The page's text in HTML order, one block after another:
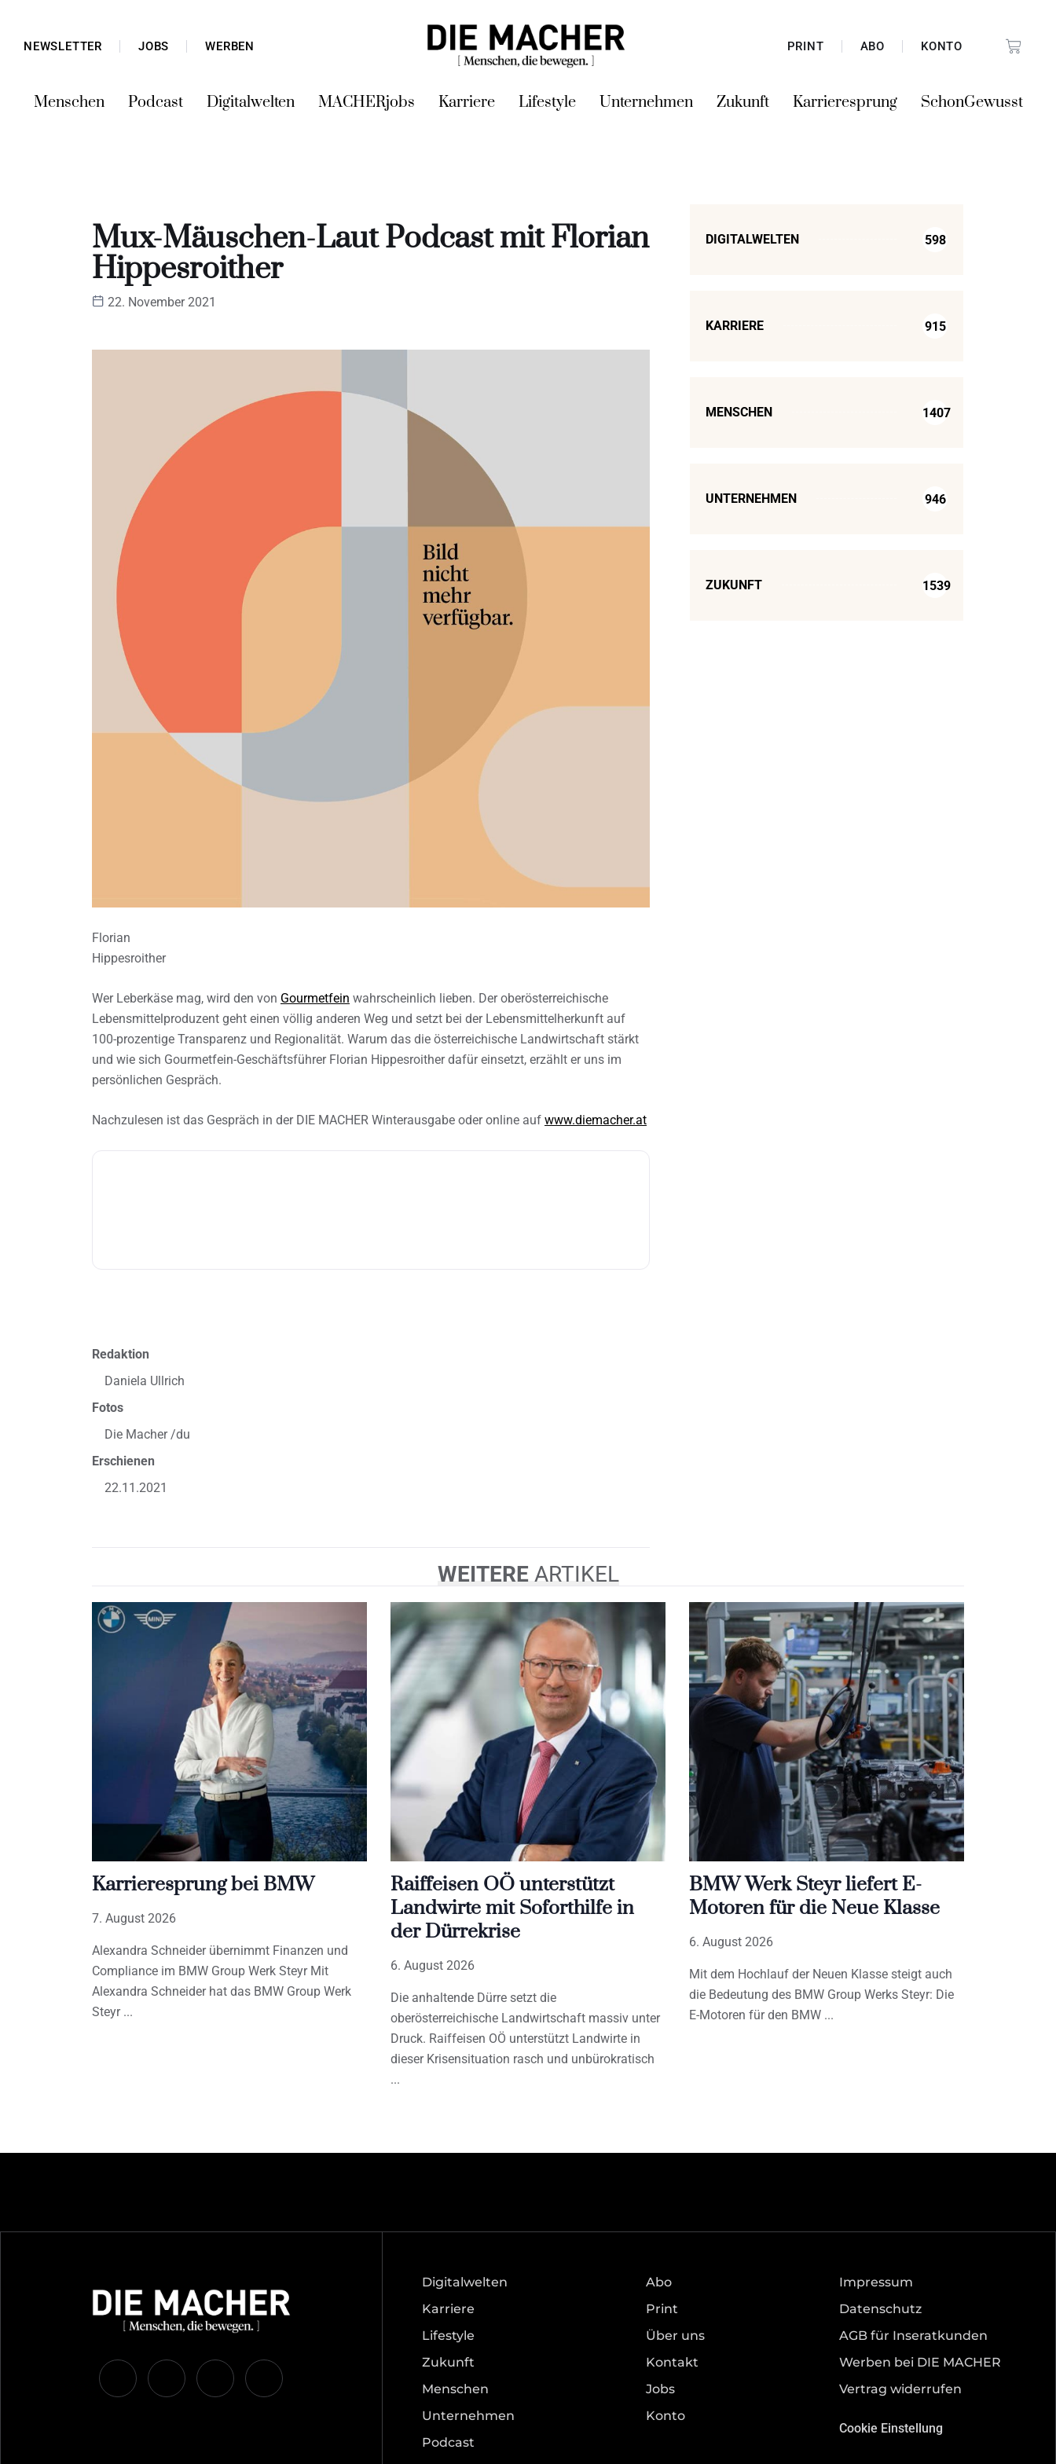
NEWSLETTER JOBS WERBEN PRINT ABO KONTO
Menschen Podcast Digitalwelten MACHERjobs Karriere Lifestyle Unternehmen Zukunft Karrieresprung SchonGewusst
Mux-Mäuschen-Laut Podcast mit Florian
Hippesroither
22. November 2021
Florian
Hippesroither
Wer Leberkäse mag, wird den von Gourmetfein wahrscheinlich lieben. Der oberösterreichische
Lebensmittelproduzent geht einen völlig anderen Weg und setzt bei der Lebensmittelherkunft auf
100-prozentige Transparenz und Regionalität. Warum das die österreichische Landwirtschaft stärkt
und wie sich Gourmetfein-Geschäftsführer Florian Hippesroither dafür einsetzt, erzählt er uns im
persönlichen Gespräch.
Nachzulesen ist das Gespräch in der DIE MACHER Winterausgabe oder online auf www.diemacher.at
Redaktion
Daniela Ullrich
Fotos
Die Macher /du
Erschienen
22.11.2021
DIGITALWELTEN 598
KARRIERE 915
MENSCHEN 1407
UNTERNEHMEN 946
ZUKUNFT 1539
WEITERE ARTIKEL
Karrieresprung bei BMW
7. August 2026
Alexandra Schneider übernimmt Finanzen und
Compliance im BMW Group Werk Steyr Mit
Alexandra Schneider hat das BMW Group Werk
Steyr
Raiffeisen OÖ unterstützt
Landwirte mit Soforthilfe in
der Dürrekrise
6. August 2026
Die anhaltende Dürre setzt die
oberösterreichische Landwirtschaft massiv unter
Druck. Raiffeisen OÖ unterstützt Landwirte in
dieser Krisensituation rasch und unbürokratisch
BMW Werk Steyr liefert E-
Motoren für die Neue Klasse
6. August 2026
Mit dem Hochlauf der Neuen Klasse steigt auch
die Bedeutung des BMW Group Werks Steyr: Die
E-Motoren für den BMW
Digitalwelten
Karriere
Lifestyle
Zukunft
Menschen
Unternehmen
Podcast
Abo
Print
Über uns
Kontakt
Jobs
Konto
Impressum
Datenschutz
AGB für Inseratkunden
Werben bei DIE MACHER
Vertrag widerrufen
Cookie Einstellung